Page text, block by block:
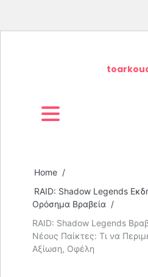
Home
RAID: Shadow Legends
Ορόσημα Βραβεία
RAID: Shadow Legends
Νέους Παίκτες: Τι να
Αξίωση, Οφέλη